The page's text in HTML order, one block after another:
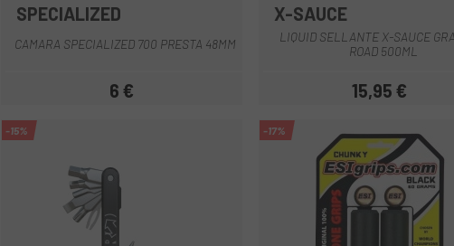
SPECIALIZED
CAMARA SPECIALIZED 700 PRESTA 48MM
Preu
6 €
X-SAUCE
LIQUID SELLANTE X-SAUCE
ROAD 500ML
Preu
15,95 €
-15% -17%